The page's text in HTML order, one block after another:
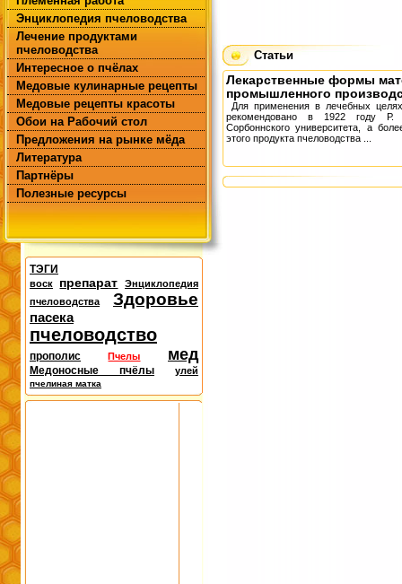
Энциклопедия пчеловодства
Лечение продуктами
пчеловодства
Интересное о пчёлах
Медовые кулинарные рецепты
Медовые рецепты красоты
Обои на Рабочий стол
Предложения на рынке мёда
Литература
Партнёры
Полезные ресурсы
ТЭГИ
воск препарат
Энциклопедия
пчеловодства
Здоровье
пасека
пчеловодство
прополис Пчелы мед
Медоносные пчёлы улей
пчелиная матка
Статьи
Лекарственные формы
промышленного
Для применения в лечебных
рекомендовано в 1922 году Р.
Сорбоннского университе­та, а
этого продукта пчеловодства ...